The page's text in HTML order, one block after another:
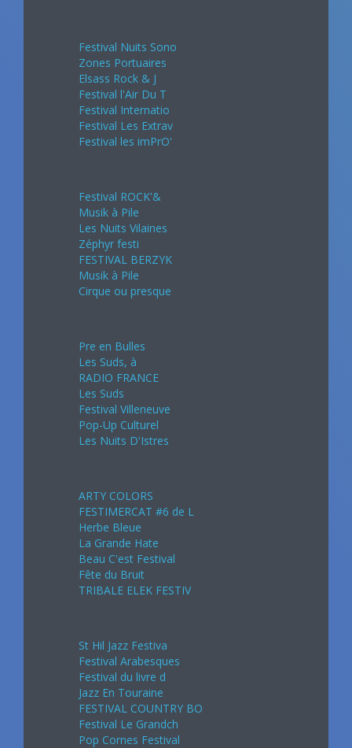
Festival Nuits Sono
Zones Portuaires
Elsass Rock & J
Festival l'Air Du T
Festival Internatio
Festival Les Extrav
Festival les imPrO'
Festival ROCK'&
Musik à Pile
Les Nuits Vilaines
Zéphyr festi
FESTIVAL BERZYK
Musik à Pile
Cirque ou presque
Pre en Bulles
Les Suds, à
RADIO FRANCE
Les Suds
Festival Villeneuve
Pop-Up Culturel
Les Nuits D'Istres
ARTY COLORS
FESTIMERCAT #6 de L
Herbe Bleue
La Grande Hate
Beau C'est Festival
Fête du Bruit
TRIBALE ELEK FESTIV
St Hil Jazz Festiva
Festival Arabesques
Festival du livre d
Jazz En Touraine
FESTIVAL COUNTRY BO
Festival Le Grandch
Pop Cornes Festival